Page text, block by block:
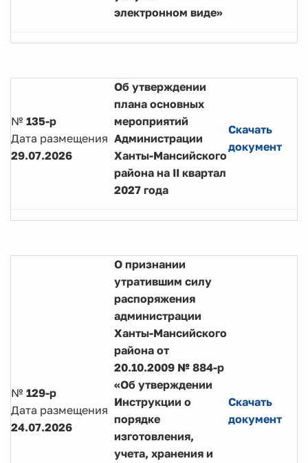
электронном виде»
№ 135-р
Дата размещения
29.07.2026
Об утверждении
плана основных
мероприятий
Администрации
Ханты-Мансийского
района на II квартал
2027 года
Скачать
документ
№ 129-р
Дата размещения
24.07.2026
О признании
утратившим силу
распоряжения
администрации
Ханты-Мансийского
района от
20.10.2009 № 884-р
«Об утверждении
Инструкции о
порядке
изготовления,
учета, хранения и
Скачать
документ